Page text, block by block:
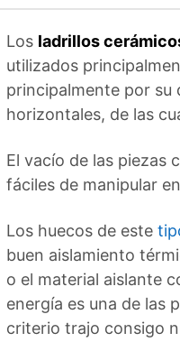
Los ladrillos
utilizados
principalmente por
horizontales, de las
El vacío de las piezas
fáciles de manipular
​Los huecos de este
buen aislamiento
o el material aislante
energía es una de las
criterio trajo consigo